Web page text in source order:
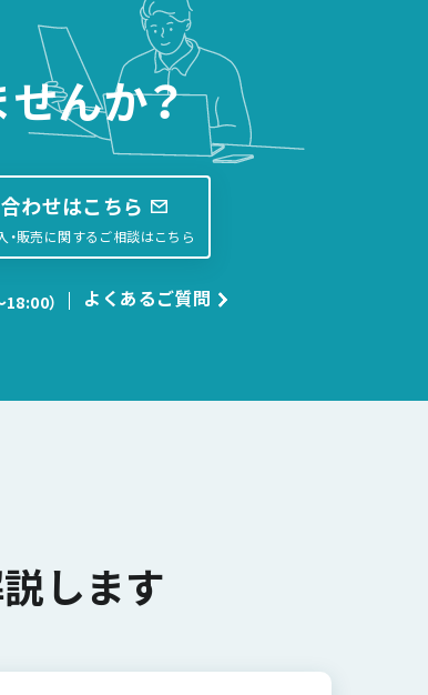
んか？
わせはこちら
・販売に関するご相談はこちら
） よくあるご質問
します